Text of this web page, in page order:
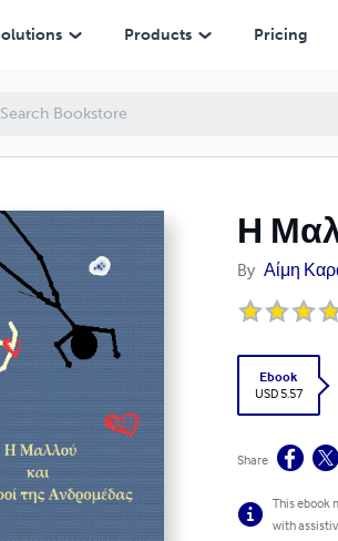
Products Pricing
Η
By Αίμη
Ebook
USD 5.57
Share
This ebook
with